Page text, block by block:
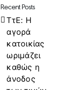
Recent Posts
ΤτΕ: Η
αγορά
κατοικίας
ωριμάζει
καθώς η
άνοδος